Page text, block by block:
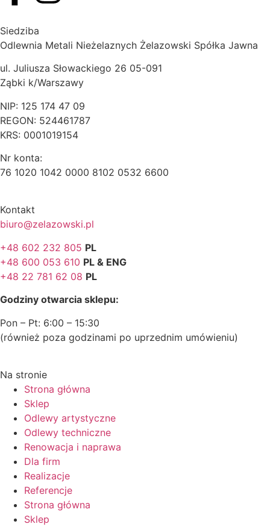
Siedziba
Odlewnia Metali Nieżelaznych Żelazowski Spółka Jawna
ul. Juliusza Słowackiego 26 05-091
Ząbki k/Warszawy
NIP: 125 174 47 09
REGON: 524461787
KRS: 0001019154
Nr konta:
76 1020 1042 0000 8102 0532 6600
Kontakt
biuro@zelazowski.pl
+48 602 232 805 PL
+48 600 053 610 PL & ENG
+48 22 781 62 08 PL
Godziny otwarcia sklepu:
Pon – Pt: 6:00 – 15:30
(również poza godzinami po uprzednim umówieniu)
Na stronie
Strona główna
Sklep
Odlewy artystyczne
Odlewy techniczne
Renowacja i naprawa
Dla firm
Realizacje
Referencje
Strona główna
Sklep